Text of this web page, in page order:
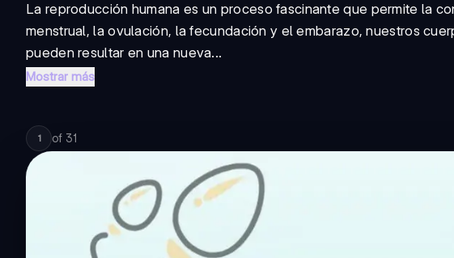
La reproducción humana es un proceso fascinante que permite la
menstrual, la ovulación, la fecundación y el embarazo, nuestros
pueden resultar en una nueva...
Mostrar más
1 of 31